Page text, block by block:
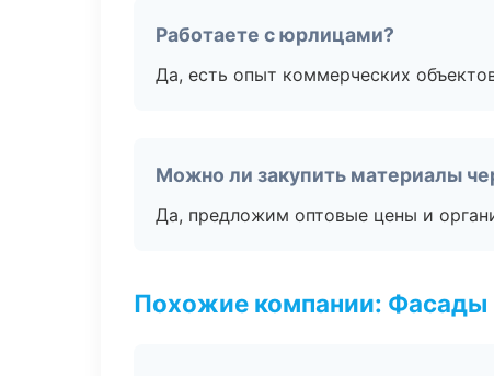
Работаете с юрлицами?
Да, есть опыт коммерческих
Можно ли закупить материалы
Да, предложим оптовые цены и
Похожие компании: Фасады